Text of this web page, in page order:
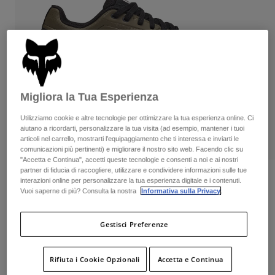
Pantaloni
Pantaloncini
Guanti
Protezioni
Maschere
Accessori
Parti di ricambio
Pantaloni
Guanti
Giacche
Protezioni
Maschere
Calze
Borse e accessori
Parti di ricambio
Camicie
Vedi tutto
Donna
T-shirt
Felpe
Giacche
Pantaloni & Pantaloncini
Camicie
Vedi tutto
Bambini
Protezioni
Maschere
Calze
Vedi tutto
Moto
Caschi
Pantaloni
Maschere
Recensioni
Price reduced from
€ 149.99to€ 97.49 35% OFF
Migliora la Tua Esperienza
Utilizziamo cookie e altre tecnologie per ottimizzare la tua esperienza online. Ci
aiutano a ricordarti, personalizzare la tua visita (ad esempio, mantener i tuoi
articoli nel carrello, mostrarti l’equipaggiamento che ti interessa e inviarti le
comunicazioni più pertinenti) e migliorare il nostro sito web. Facendo clic su
"Accetta e Continua", accetti queste tecnologie e consenti a noi e ai nostri
partner di fiducia di raccogliere, utilizzare e condividere informazioni sulle tue
interazioni online per personalizzare la tua esperienza digitale e i contenuti.
Vuoi saperne di più? Consulta la nostra
Informativa sulla Privacy
Gestisci Preferenze
Rifiuta i Cookie Opzionali Accetta e Continua